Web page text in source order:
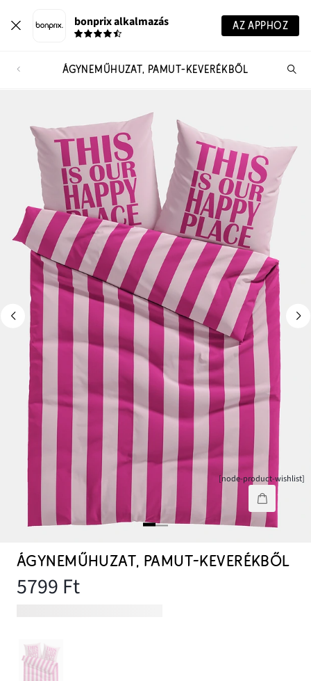
bonprix alkalmazás AZ APPHOZ
ÁGYNEMŰHUZAT, PAMUT-KEVERÉKBŐL
[node-product-wishlist]
ÁGYNEMŰHUZAT, PAMUT-KEVERÉKBŐL
5799 Ft